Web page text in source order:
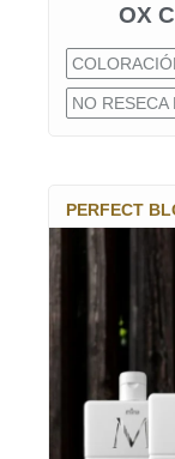
OX
NO RESECA
PERFECT